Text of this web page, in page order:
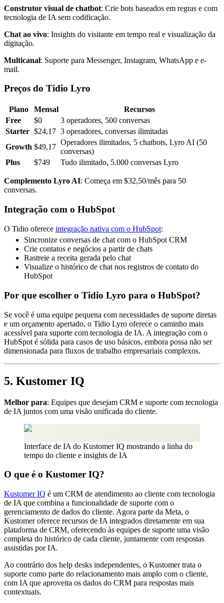
Construtor visual de chatbot: Crie bots baseados em regras e com
tecnologia de IA sem codificação.
Chat ao vivo: Insights do visitante em tempo real e visualização da
digitação.
Multicanal: Suporte para Messenger, Instagram, WhatsApp e e-
mail.
Preços do Tidio Lyro
Plano Mensal
Recursos
Free
$0
3 operadores, 500 conversas
Starter $24,17 3 operadores, conversas ilimitadas
Growth $49,17
Operadores ilimitados, 5 chatbots, Lyro AI (50
conversas)
Plus
$749 Tudo ilimitado, 5.000 conversas Lyro
Complemento Lyro AI: Começa em $32,50/mês para 50
conversas.
Integração com o HubSpot
O Tidio oferece integração nativa com o HubSpot:
Sincronize conversas de chat com o HubSpot CRM
Crie contatos e negócios a partir de chats
Rastreie a receita gerada pelo chat
Visualize o histórico de chat nos registros de contato do
HubSpot
Por que escolher o Tidio Lyro para o HubSpot?
Se você é uma equipe pequena com necessidades de suporte diretas
e um orçamento apertado, o Tidio Lyro oferece o caminho mais
acessível para suporte com tecnologia de IA. A integração com o
HubSpot é sólida para casos de uso básicos, embora possa não ser
dimensionada para fluxos de trabalho empresariais complexos.
5. Kustomer IQ
Melhor para: Equipes que desejam CRM e suporte com tecnologia
de IA juntos com uma visão unificada do cliente.
Interface de IA do Kustomer IQ mostrando a linha do
tempo do cliente e insights de IA
O que é o Kustomer IQ?
Kustomer IQ é um CRM de atendimento ao cliente com tecnologia
de IA que combina a funcionalidade de suporte com o
gerenciamento de dados do cliente. Agora parte da Meta, o
Kustomer oferece recursos de IA integrados diretamente em sua
plataforma de CRM, oferecendo às equipes de suporte uma visão
completa do histórico de cada cliente, juntamente com respostas
assistidas por IA.
Ao contrário dos help desks independentes, o Kustomer trata o
suporte como parte do relacionamento mais amplo com o cliente,
com IA que aproveita os dados do CRM para respostas mais
contextuais.